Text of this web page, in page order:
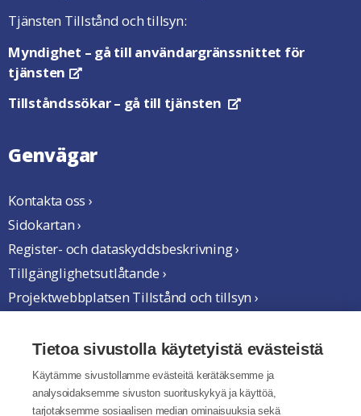
Tjänsten Tillstånd och tillsyn:
Myndighet – gå till användargränssnittet för
tjänsten
Öppnas i en ny flik
Tillståndssökar– gå till tjänsten Öppnas i en ny flik
Genvägar
Kontakta oss ›
Sidokartan ›
Register- och dataskyddsbeskrivning ›
Tillgänglighetsutlåtande ›
Projektwebbplatsen Tillstånd och tillsyn ›
Vi samarbetar
Tietoa sivustolla käytetyistä evästeistä
Käytämme sivustollamme evästeitä kerätäksemme ja
analysoidaksemme sivuston suorituskykyä ja käyttöä,
tarjotaksemme sosiaalisen median ominaisuuksia sekä